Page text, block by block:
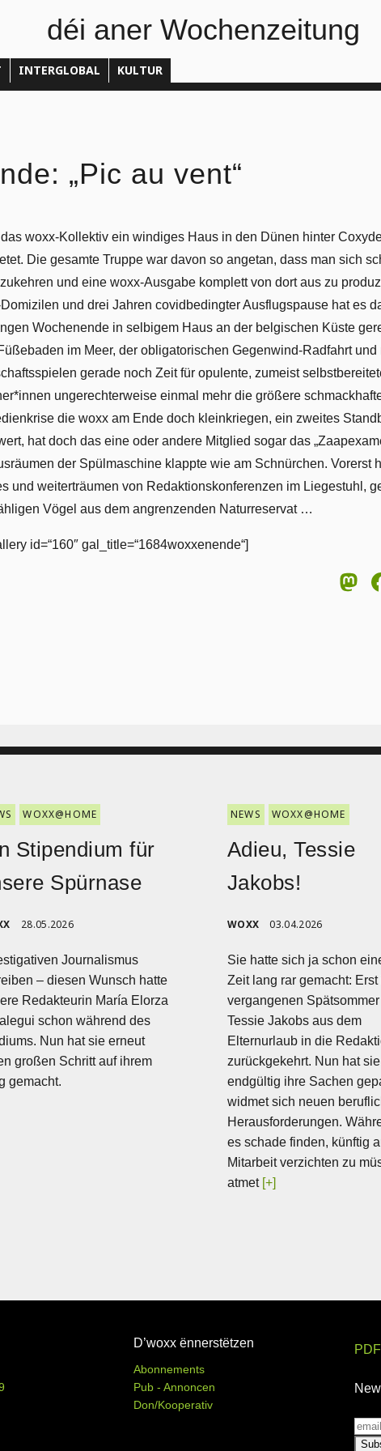
déi aner Wochenzeitung
INTERGLOBAL KULTUR
„Pic au vent“
woxx-Kollektiv ein windiges Haus in den Dünen hinter
Die gesamte Truppe war davon so angetan, dass man sich
und eine woxx-Ausgabe komplett von dort aus zu
und drei Jahren covidbedingter Ausflugspause hat es
Wochenende in selbigem Haus an der belgischen Küste
im Meer, der obligatorischen Gegenwind-Radfahrt und
gerade noch Zeit für opulente, zumeist
ungerechterweise einmal mehr die größere
die woxx am Ende doch kleinkriegen, ein zweites
hat doch das eine oder andere Mitglied sogar das
der Spülmaschine klappte wie am Schnürchen. Vorerst
und weiterträumen von Redaktionskonferenzen im Liegestuhl,
Vögel aus dem angrenzenden Naturreservat …
id=“160″ gal_title=“1684woxxenende“]
WOXX@HOME
Stipendium für
Spürnase
28.05.2026
Journalismus
– diesen Wunsch hatte
Redakteurin María Elorza
schon während des
Nun hat sie erneut
großen Schritt auf ihrem
gemacht.
NEWS WOXX@HOME
Adieu, Tessie
Jakobs!
WOXX 03.04.2026
Sie hatte sich ja schon
Zeit lang rar gemacht: Erst
vergangenen
Tessie Jakobs aus dem
Elternurlaub in die
zurückgekehrt. Nun hat sie
endgültig ihre Sachen
widmet sich neuen
Herausforderungen.
es schade finden, künftig
Mitarbeit verzichten zu
atmet [+]
D’woxx ënnerstëtzen
Abonnements
Pub - Annoncen
Don/Kooperativ